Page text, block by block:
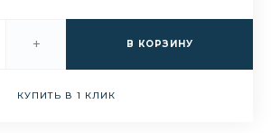
+ В КОРЗИНУ
КУПИТЬ В 1 КЛИК